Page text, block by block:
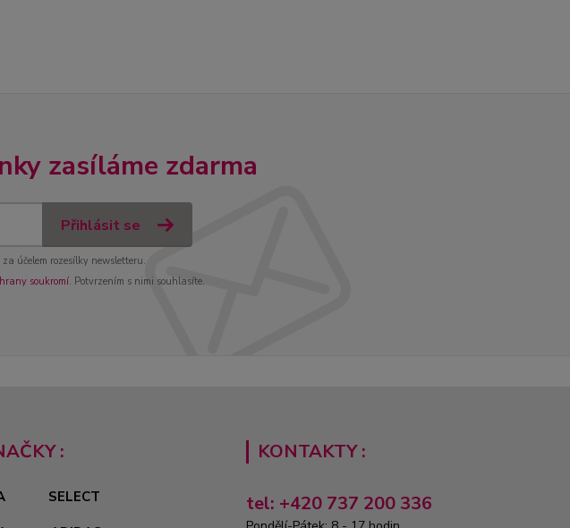
zasíláme zdarma
Přihlásit se
za účelem rozesílky newsletteru.
soukromí. Potvrzením s nimi souhlasíte.
:
SELECT
KONTAKTY :
tel: +420 737 200 336